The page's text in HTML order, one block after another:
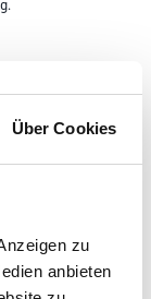
Über Cookies
zu
anbieten